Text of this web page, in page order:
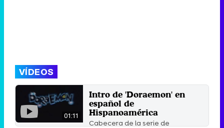
VÍDEOS
01:11
Intro de 'Doraemon' en
español de
Hispanoamérica
Cabecera de la serie de